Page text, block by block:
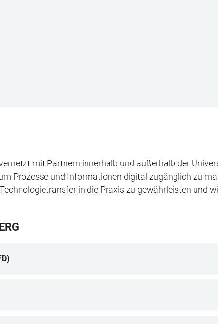
mit Partnern innerhalb und außerhalb der
Prozesse und Informationen digital zugänglich zu
in die Praxis zu gewährleisten und